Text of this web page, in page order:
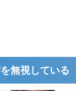
無視している